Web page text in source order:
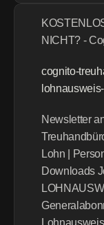
NICHT? -
cognito-
Newsletter
Lohn |
Downloads